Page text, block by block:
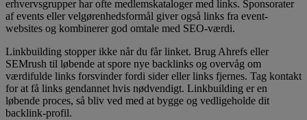
erhvervsgrupper har ofte medlemskataloger med links. Sponsorater
af events eller velgørenhedsformål giver også links fra event-
websites og kombinerer god omtale med SEO-værdi.
Linkbuilding stopper ikke når du får linket. Brug Ahrefs eller
SEMrush til løbende at spore nye backlinks og overvåg om
værdifulde links forsvinder fordi sider eller links fjernes. Tag kontakt
for at få links gendannet hvis nødvendigt. Linkbuilding er en
løbende proces, så bliv ved med at bygge og vedligeholde dit
backlink-profil.